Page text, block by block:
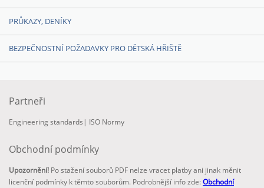
PRŮKAZY, DENÍKY
BEZPEČNOSTNÍ POŽADAVKY PRO DĚTSKÁ HŘIŠTĚ
Partneři
Engineering standards | ISO Normy
Obchodní podmínky
Upozornění! Po stažení souborů PDF nelze vracet platby ani jinak měnit
licenční podmínky k těmto souborům. Podrobnější info zde:Obchodní